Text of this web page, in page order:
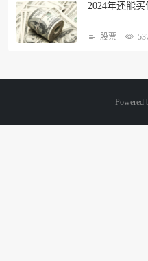
2024年还能
股票
Powered